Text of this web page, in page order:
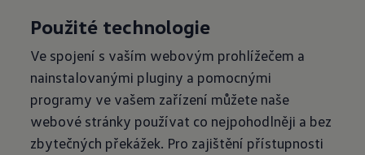
Použité technologie
Ve spojení s vaším webovým prohlížečem a
nainstalovanými pluginy a pomocnými
programy ve vašem zařízení můžete naše
webové stránky používat co nejpohodlněji a bez
zbytečných překážek. Pro zajištění přístupnosti